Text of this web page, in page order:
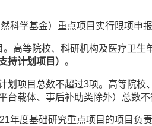
学基金）重点项目实行限项申报
等院校、科研机构及医疗卫生
持计划项目） 。
项目总数不超过3项。高等院校
载体、事后补助类除外）总数不
度基础研究重点项目的项目负责